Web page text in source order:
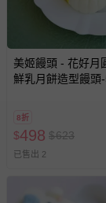
已拆封之
-個人衛
墊、寢具
-新生兒親
褲、紗布
-其他原廠
示字句
國際航
美姬饅頭 - 花好月
鮮乳月餅造型饅頭
8折
$498 $623
已售出 2